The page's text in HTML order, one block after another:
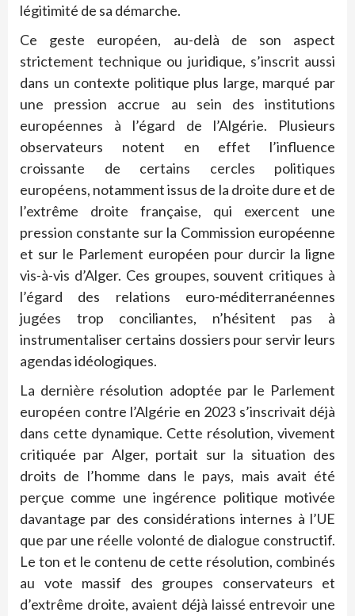
légitimité de sa démarche.
Ce geste européen, au-delà de son aspect
strictement technique ou juridique, s’inscrit aussi
dans un contexte politique plus large, marqué par
une pression accrue au sein des institutions
européennes à l’égard de l’Algérie. Plusieurs
observateurs notent en effet l’influence
croissante de certains cercles politiques
européens, notamment issus de la droite dure et de
l’extrême droite française, qui exercent une
pression constante sur la Commission européenne
et sur le Parlement européen pour durcir la ligne
vis-à-vis d’Alger. Ces groupes, souvent critiques à
l’égard des relations euro-méditerranéennes
jugées trop conciliantes, n’hésitent pas à
instrumentaliser certains dossiers pour servir leurs
agendas idéologiques.
La dernière résolution adoptée par le Parlement
européen contre l’Algérie en 2023 s’inscrivait déjà
dans cette dynamique. Cette résolution, vivement
critiquée par Alger, portait sur la situation des
droits de l’homme dans le pays, mais avait été
perçue comme une ingérence politique motivée
davantage par des considérations internes à l’UE
que par une réelle volonté de dialogue constructif.
Le ton et le contenu de cette résolution, combinés
au vote massif des groupes conservateurs et
d’extrême droite, avaient déjà laissé entrevoir une